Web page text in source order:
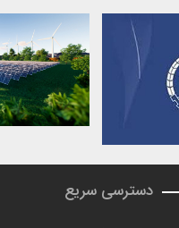
دسترسی سریع